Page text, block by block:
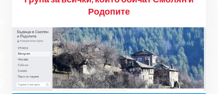
Родопите